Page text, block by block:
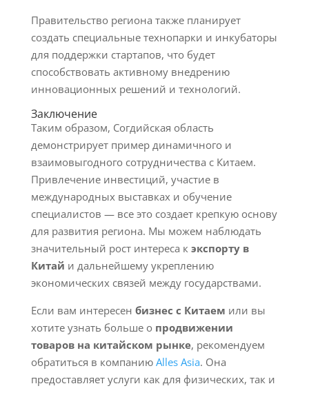
Правительство региона также планирует
создать специальные технопарки и инкубаторы
для поддержки стартапов, что будет
способствовать активному внедрению
инновационных решений и технологий.
Заключение
Таким образом, Согдийская область
демонстрирует пример динамичного и
взаимовыгодного сотрудничества с Китаем.
Привлечение инвестиций, участие в
международных выставках и обучение
специалистов — все это создает крепкую основу
для развития региона. Мы можем наблюдать
значительный рост интереса к экспорту в
Китай и дальнейшему укреплению
экономических связей между государствами.
Если вам интересен бизнес с Китаем или вы
хотите узнать больше о продвижении
товаров на китайском рынке, рекомендуем
обратиться в компанию Alles Asia. Она
предоставляет услуги как для физических, так и